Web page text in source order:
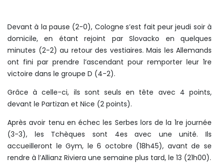
Devant à la pause (2-0), Cologne s’est fait peur jeudi soir à
domicile, en étant rejoint par Slovacko en quelques
minutes (2-2) au retour des vestiaires. Mais les Allemands
ont fini par prendre l’ascendant pour remporter leur 1re
victoire dans le groupe D (4-2).
Grâce à celle-ci, ils sont seuls en tête avec 4 points,
devant le Partizan et Nice (2 points).
Après avoir tenu en échec les Serbes lors de la 1re journée
(3-3), les Tchèques sont 4es avec une unité. Ils
accueilleront le Gym, le 6 octobre (18h45), avant de se
rendre à l’Allianz Riviera une semaine plus tard, le 13 (21h00).